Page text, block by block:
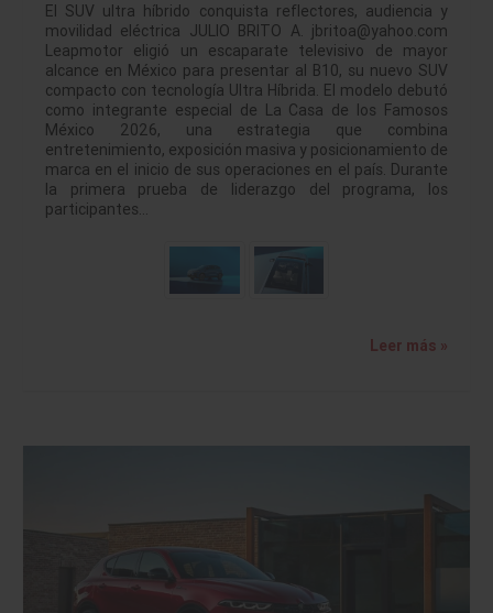
El SUV ultra híbrido conquista reflectores, audiencia y
movilidad eléctrica JULIO BRITO A. jbritoa@yahoo.com
Leapmotor eligió un escaparate televisivo de mayor
alcance en México para presentar al B10, su nuevo SUV
compacto con tecnología Ultra Híbrida. El modelo debutó
como integrante especial de La Casa de los Famosos
México 2026, una estrategia que combina
entretenimiento, exposición masiva y posicionamiento de
marca en el inicio de sus operaciones en el país. Durante
la primera prueba de liderazgo del programa, los
participantes…
Leer más »